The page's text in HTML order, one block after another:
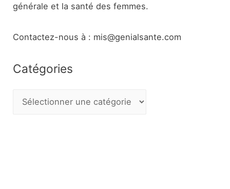
générale et la santé des femmes.
Contactez-nous à : mis@genialsante.com
Catégories